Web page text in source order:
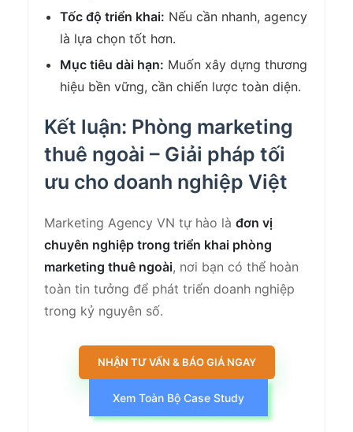
Tốc độ triển khai: Nếu cần nhanh, agency
là lựa chọn tốt hơn.
Mục tiêu dài hạn: Muốn xây dựng thương
hiệu bền vững, cần chiến lược toàn diện.
Kết luận: Phòng marketing
thuê ngoài – Giải pháp tối
ưu cho doanh nghiệp Việt
Marketing Agency VN tự hào là đơn vị
chuyên nghiệp trong triển khai phòng
marketing thuê ngoài, nơi bạn có thể hoàn
toàn tin tưởng để phát triển doanh nghiệp
trong kỷ nguyên số.
NHẬN TƯ VẤN & BÁO GIÁ NGAY
Xem Toàn Bộ Case Study